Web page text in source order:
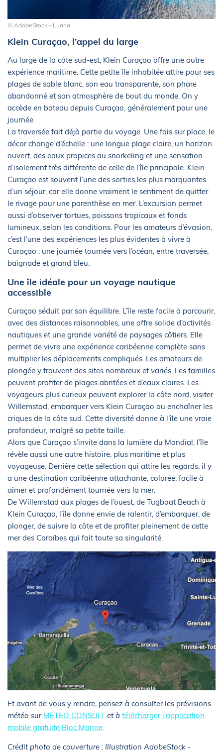
© AdobeStock - Luana
Klein Curaçao, l’appel du large
Au large de la côte sud-est, Klein Curaçao offre une autre
expérience maritime. Cette petite île inhabitée attire pour ses
plages de sable blanc, son eau transparente, son phare
abandonné et son atmosphère de bout du monde. On y
accède en bateau depuis Curaçao, généralement pour une
journée.
La traversée fait déjà partie du voyage. Une fois sur place, le
décor change d’échelle : une longue plage claire, un horizon
ouvert, des eaux propices au snorkeling et une sensation
d’isolement très différente de celle de l’île principale. Klein
Curaçao est souvent l’une des sorties les plus marquantes
d’un séjour, car elle donne vraiment le sentiment de quitter
le rivage pour une parenthèse en mer. L’excursion permet
aussi d’observer tortues, poissons tropicaux et fonds
lumineux, selon les conditions. Pour les amateurs d’évasion,
c’est l’une des expériences les plus évidentes à vivre à
Curaçao : une journée tournée vers l’océan, entre traversée,
baignade et grand bleu.
Une île idéale pour un voyage nautique
accessible
Curaçao séduit par son équilibre. L’île reste facile à parcourir,
avec des distances raisonnables, une offre solide d’activités
nautiques et une grande variété de paysages côtiers. Elle
permet de vivre une expérience caribéenne complète sans
multiplier les déplacements compliqués. Les amateurs de
plongée y trouvent des sites nombreux et variés. Les familles
peuvent profiter de plages abritées et d’eaux claires. Les
voyageurs plus curieux peuvent explorer la côte nord, visiter
Willemstad, embarquer vers Klein Curaçao ou enchaîner les
criques de la côte sud. Cette diversité donne à l’île une vraie
profondeur, malgré sa petite taille.
Alors que Curaçao s’invite dans la lumière du Mondial, l’île
révèle aussi une autre histoire, plus maritime et plus
voyageuse. Derrière cette sélection qui attire les regards, il y
a une destination caribéenne attachante, colorée, facile à
aimer et profondément tournée vers la mer.
De Willemstad aux plages de l’ouest, de Tugboat Beach à
Klein Curaçao, l’île donne envie de ralentir, d’embarquer, de
plonger, de suivre la côte et de profiter pleinement de cette
mer des Caraïbes qui fait toute sa singularité.
Et avant de vous y rendre, pensez à consulter les prévisions
météo sur METEO CONSULT et à télécharger l'application
mobile gratuite Bloc Marine
Crédit photo de couverture : Illustration AdobeStock -